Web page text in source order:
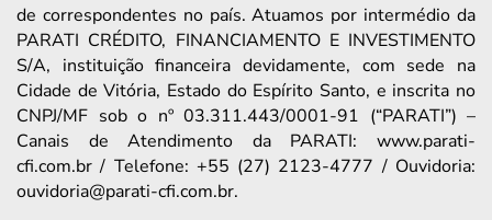
de correspondentes no país. Atuamos por intermédio da
PARATI CRÉDITO, FINANCIAMENTO E INVESTIMENTO
S/A, instituição financeira devidamente, com sede na
Cidade de Vitória, Estado do Espírito Santo, e inscrita no
CNPJ/MF sob o nº 03.311.443/0001-91 (“PARATI”) –
Canais de Atendimento da PARATI: www.parati-
cfi.com.br / Telefone: +55 (27) 2123-4777 / Ouvidoria:
ouvidoria@parati-cfi.com.br.